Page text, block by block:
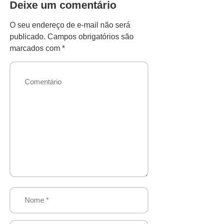
Deixe um comentário
O seu endereço de e-mail não será
publicado. Campos obrigatórios são
marcados com *